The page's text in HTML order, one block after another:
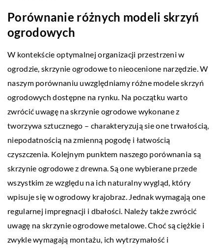
Porównanie różnych modeli skrzyń
ogrodowych
W kontekście optymalnej organizacji przestrzeni w
ogrodzie, skrzynie ogrodowe to nieocenione narzędzie. W
naszym porównaniu uwzględniamy różne modele skrzyń
ogrodowych dostępne na rynku. Na początku warto
zwrócić uwagę na skrzynie ogrodowe wykonane z
tworzywa sztucznego – charakteryzują sie one trwałością,
niepodatnością na zmienną pogodę i łatwością
czyszczenia. Kolejnym punktem naszego porównania są
skrzynie ogrodowe z drewna. Są one wybierane przede
wszystkim ze względu na ich naturalny wygląd, który
wpisuje się w ogrodowy krajobraz. Jednak wymagają one
regularnej impregnacji i dbałości. Należy także zwrócić
uwagę na skrzynie ogrodowe metalowe. Choć są ciężkie i
zwykle wymagają montażu, ich wytrzymałość i